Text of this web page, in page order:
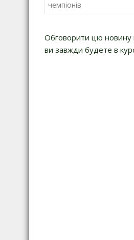
записів
чемпіонів
Обговорити цю новину
ви завжди будете в